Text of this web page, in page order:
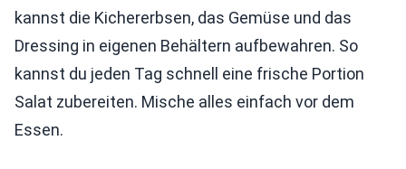
kannst die Kichererbsen, das Gemüse und das
Dressing in eigenen Behältern aufbewahren. So
kannst du jeden Tag schnell eine frische Portion
Salat zubereiten. Mische alles einfach vor dem
Essen.